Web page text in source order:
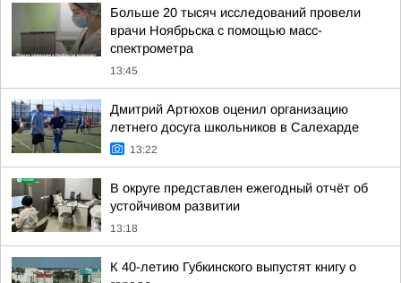
Больше 20 тысяч исследований провели
врачи Ноябрьска с помощью масс-
спектрометра
13:45
Дмитрий Артюхов оценил организацию
летнего досуга школьников в Салехарде
13:22
В округе представлен ежегодный отчёт об
устойчивом развитии
13:18
К 40-летию Губкинского выпустят книгу о